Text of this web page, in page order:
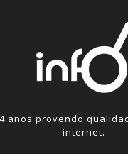
anos provendo
internet.